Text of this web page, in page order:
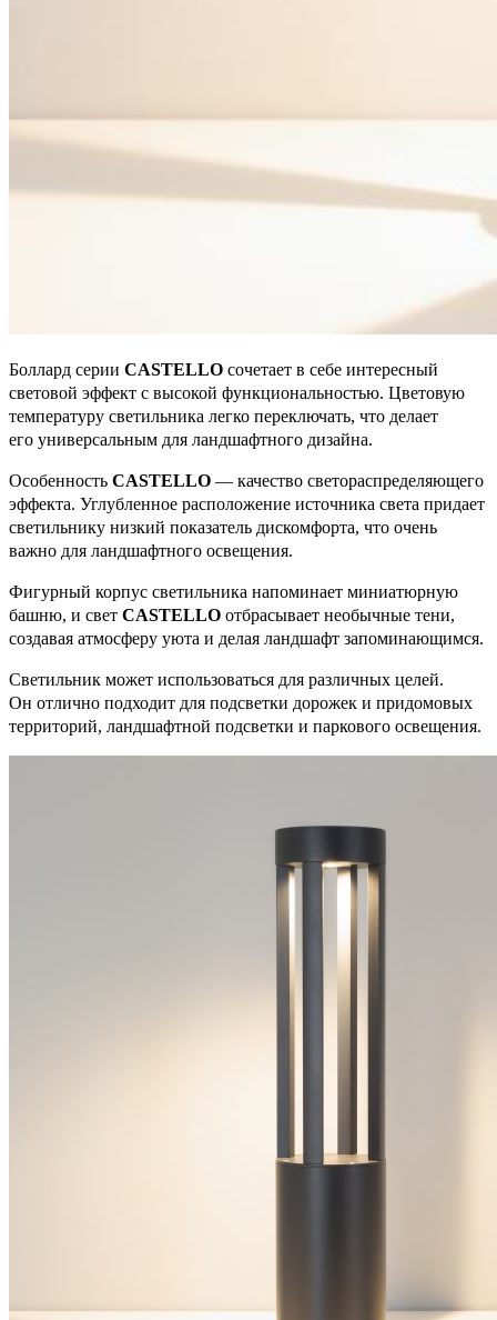
Боллард серии CASTELLO сочетает в себе интересный
световой эффект с высокой функциональностью. Цветовую
температуру светильника легко переключать, что делает
его универсальным для ландшафтного дизайна.
Особенность CASTELLO — качество светораспределяющего
эффекта. Углубленное расположение источника света придает
светильнику низкий показатель дискомфорта, что очень
важно для ландшафтного освещения.
Фигурный корпус светильника напоминает миниатюрную
башню, и свет CASTELLO отбрасывает необычные тени,
создавая атмосферу уюта и делая ландшафт запоминающимся.
Светильник может использоваться для различных целей.
Он отлично подходит для подсветки дорожек и придомовых
территорий, ландшафтной подсветки и паркового освещения.